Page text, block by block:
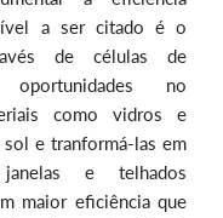
a ser citado é o
de células de
no
como vidros e
e tranformá-las em
e telhados
maior eficiência que